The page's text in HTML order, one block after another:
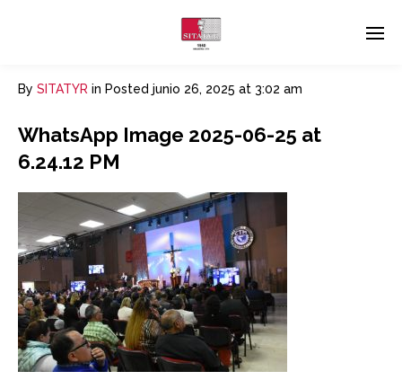
By SITATYR in Posted junio 26, 2025 at 3:02 am
WhatsApp Image 2025-06-25 at
6.24.12 PM